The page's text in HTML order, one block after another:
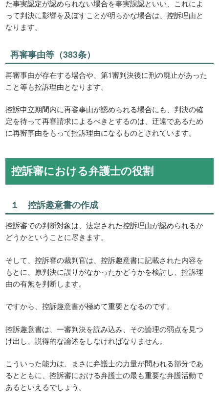
た事実認定が認められない場合を事実誤認といい、これによ
って判決に影響を及ぼすことが明らかな場合は、控訴理由と
なります。
再審事由等（383条）
再審事由が存在する場合や、第1審判決後に刑の廃止があった
こと等も控訴理由となります。
控訴申立期間内に再審事由が認められる場合にも、判決の確
定を待って再審請求によるべきとするのは、迂遠であるため
に再審事由をもって控訴理由になるものとされています。
控訴審における弁護士の役割
１ 控訴趣意書の作成
控訴審での判断対象は、法定された控訴理由が認められるか
どうかということに尽きます。
そして、控訴審の裁判官は、控訴趣意書に記載された内容を
もとに、原判決に誤りがなかったかどうかを検討し、控訴理
由の有無を判断します。
ですから、控訴趣意書が極めて重要となるのです。
控訴趣意書は、一審判決を読み込み、その論理の弱点を見つ
け出し、説得的な論述をしなければなりません。
こういった能力は、まさに弁護士の力量が問われる部分であ
るとともに、控訴審における弁護士の最も重要な弁護活動で
あるといえるでしょう。